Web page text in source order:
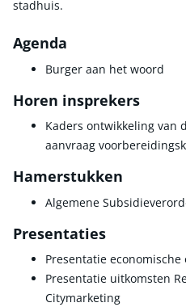
stadhuis.
Agenda
Burger aan het woord
Horen insprekers
Kaders ontwikkeling van
aanvraag
Hamerstukken
Algemene
Presentaties
Presentatie
Presentatie uitkomsten
Citymarketing